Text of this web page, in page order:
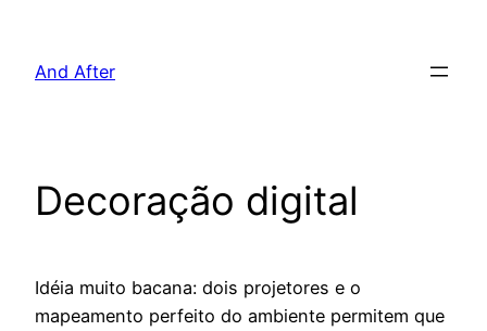
And After
Decoração digital
Idéia muito bacana: dois projetores e o
mapeamento perfeito do ambiente permitem que